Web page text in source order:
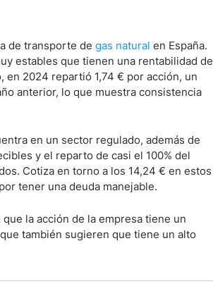
de transporte de gas natural en España.
estables que tienen una rentabilidad de
en 2024 repartió 1,74 € por acción, un
anterior, lo que muestra consistencia
en un sector regulado, además de
y el reparto de casi el 100% del
Cotiza en torno a los 14,24 € en estos
tener una deuda manejable.
que la acción de la empresa tiene un
también sugieren que tiene un alto